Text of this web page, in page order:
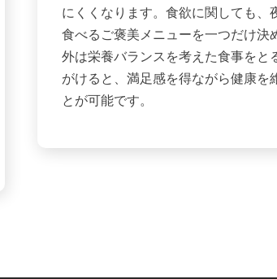
にくくなります。食欲に関しても、
食べるご褒美メニューを一つだけ決
外は栄養バランスを考えた食事をと
がけると、満足感を得ながら健康を
とが可能です。